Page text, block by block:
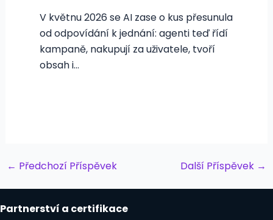
V květnu 2026 se AI zase o kus přesunula
od odpovídání k jednání: agenti teď řídí
kampaně, nakupují za uživatele, tvoří
obsah i…
Post
← Předchozí Příspěvek Další Příspěvek →
Partnerství a certifikace